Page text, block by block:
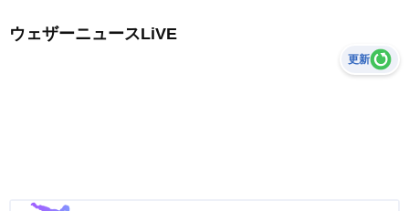
ウェザーニュースLiVE
更新